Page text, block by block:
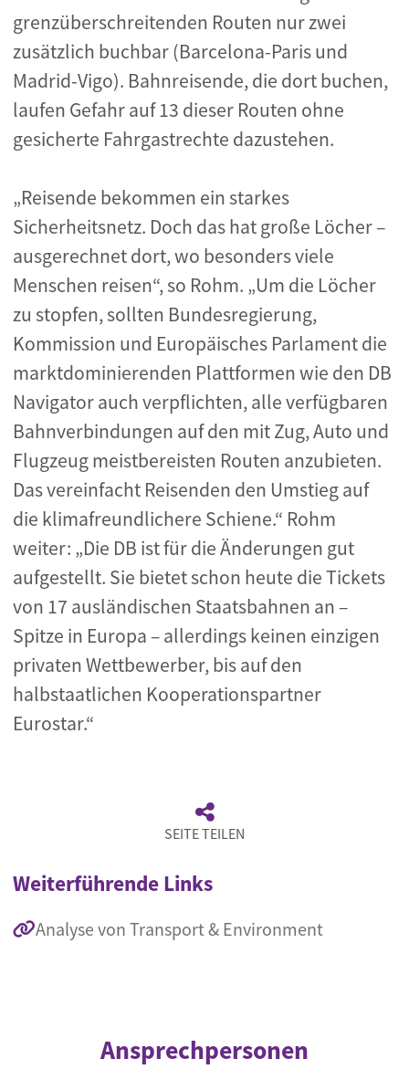
grenzüberschreitenden Routen nur zwei
zusätzlich buchbar (Barcelona-Paris und
Madrid-Vigo). Bahnreisende, die dort buchen,
laufen Gefahr auf 13 dieser Routen ohne
gesicherte Fahrgastrechte dazustehen.
„Reisende bekommen ein starkes
Sicherheitsnetz. Doch das hat große Löcher –
ausgerechnet dort, wo besonders viele
Menschen reisen“, so Rohm. „Um die Löcher
zu stopfen, sollten Bundesregierung,
Kommission und Europäisches Parlament die
marktdominierenden Plattformen wie den DB
Navigator auch verpflichten, alle verfügbaren
Bahnverbindungen auf den mit Zug, Auto und
Flugzeug meistbereisten Routen anzubieten.
Das vereinfacht Reisenden den Umstieg auf
die klimafreundlichere Schiene.“ Rohm
weiter: „Die DB ist für die Änderungen gut
aufgestellt. Sie bietet schon heute die Tickets
von 17 ausländischen Staatsbahnen an –
Spitze in Europa – allerdings keinen einzigen
privaten Wettbewerber, bis auf den
halbstaatlichen Kooperationspartner
Eurostar.“
SEITE TEILEN
Weiterführende Links
Analyse von Transport & Environment
Ansprechpersonen